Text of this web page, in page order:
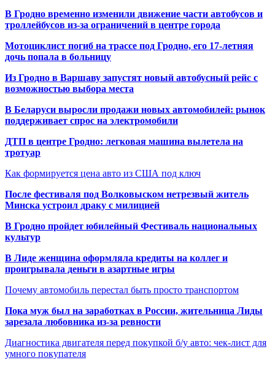
В Гродно временно изменили движение части автобусов и
троллейбусов из-за ограничений в центре города
Мотоциклист погиб на трассе под Гродно, его 17-летняя
дочь попала в больницу
Из Гродно в Варшаву запустят новый автобусный рейс с
возможностью выбора места
В Беларуси выросли продажи новых автомобилей: рынок
поддерживает спрос на электромобили
ДТП в центре Гродно: легковая машина вылетела на
тротуар
Как формируется цена авто из США под ключ
После фестиваля под Волковыском нетрезвый житель
Минска устроил драку с милицией
В Гродно пройдет юбилейный Фестиваль национальных
культур
В Лиде женщина оформляла кредиты на коллег и
проигрывала деньги в азартные игры
Почему автомобиль перестал быть просто транспортом
Пока муж был на заработках в России, жительница Лиды
зарезала любовника из-за ревности
Диагностика двигателя перед покупкой б/у авто: чек-лист для
умного покупателя